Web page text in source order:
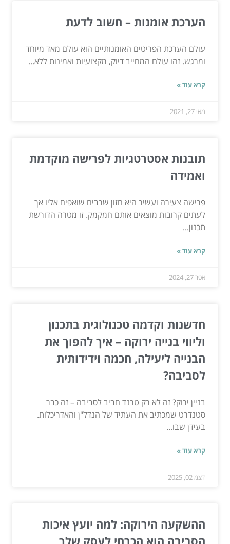
הערכת אומנות – חשוב לדעת
עולם הערכת הפריטים האומנותיים הוא עולם מאד מיוחד
ומרגש. זהו עולם המחייב דיוק, מקצועיות ואמינות ללא...
קרא עוד »
מאי 27, 2021
תובנות אסטרטגיות לפרישה מוקדמת
ואמידה
פרישה צעירה ועשיר היא חזון שרבים שואפים אליו אך
לעתים קרובות מוצאים אותם חמקמק. זו מטרה הדורשת
תכנון...
קרא עוד »
אפר 27, 2024
חדשנות וקדמה טכנולוגית בתכנון
וליווי בנייה ירוקה – איך להפוך את
הבנייה ליעילה, חכמה וידידותית
לסביבה?
בניין ירוק? זה לא רק טרנד חביב לסביבה – זה כבר
סטנדרט שמכתיב את העתיד של הנדל"ן והאדריכלות.
בעידן שבו...
קרא עוד »
דצמ 02, 2025
ההשקעה הירוקה: למה יועץ איכות